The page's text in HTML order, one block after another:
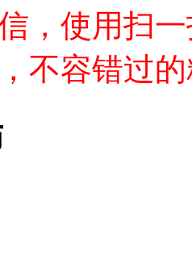
，使用扫
不容错过